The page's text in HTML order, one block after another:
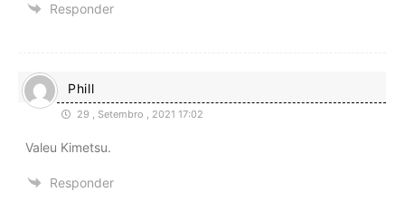
Responder
Phill
29 , Setembro , 2021 17:02
Valeu Kimetsu.
Responder